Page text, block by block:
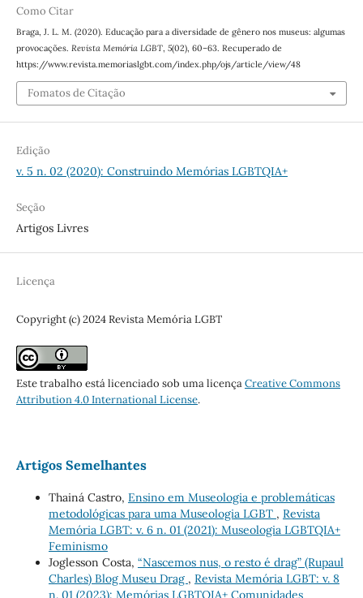
Como Citar
Braga, J. L. M. (2020). Educação para a diversidade de gênero nos museus: algumas
provocações. Revista Memória LGBT, 5(02), 60–63. Recuperado de
https://www.revista.memoriaslgbt.com/index.php/ojs/article/view/48
Fomatos de Citação
Edição
v. 5 n. 02 (2020): Construindo Memórias LGBTQIA+
Seção
Artigos Livres
Licença
Copyright (c) 2024 Revista Memória LGBT
Este trabalho está licenciado sob uma licençaCreative Commons
Attribution 4.0 International License.
Artigos Semelhantes
Thainá Castro, Ensino em Museologia e problemáticas
metodológicas para uma Museologia LGBT , Revista
Memória LGBT: v. 6 n. 01 (2021): Museologia LGBTQIA+
Feminismo
Joglesson Costa, “Nascemos nus, o resto é drag” (Rupaul
Charles) Blog Museu Drag , Revista Memória LGBT: v. 8
n. 01 (2023): Memórias LGBTQIA+ Comunidades